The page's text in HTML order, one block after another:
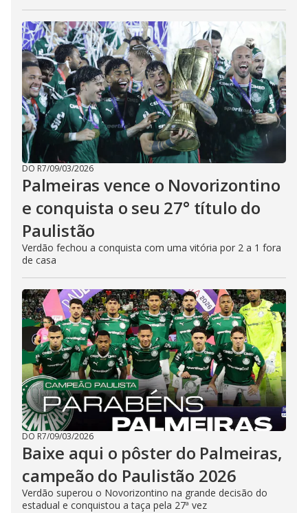
DO R7/09/03/2026
Palmeiras vence o Novorizontino
e conquista o seu 27° título do
Paulistão
Verdão fechou a conquista com uma vitória por 2 a 1 fora
de casa
DO R7/09/03/2026
Baixe aqui o pôster do Palmeiras,
campeão do Paulistão 2026
Verdão superou o Novorizontino na grande decisão do
estadual e conquistou a taça pela 27ª vez